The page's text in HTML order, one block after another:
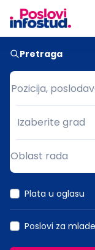
Pretraga
Pozicija,
Pozicija,
Grad
Izaberite grad
Oblast rada
Plata u oglasu
Poslovi za mlade